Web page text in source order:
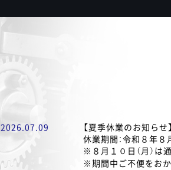
2026.07.09
【夏季休業のお知らせ】
休業期間：令和８年８
※８月１０日（月）は
※期間中ご不便をおか